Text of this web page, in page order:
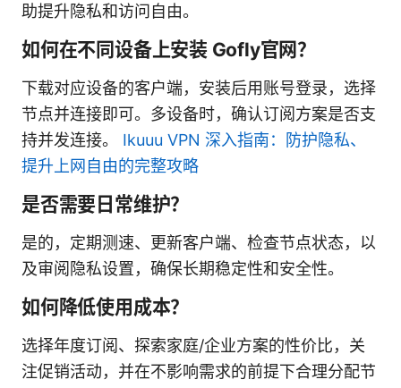
助提升隐私和访问自由。
如何在不同设备上安装 Gofly官网？
下载对应设备的客户端，安装后用账号登录，选择
节点并连接即可。多设备时，确认订阅方案是否支
持并发连接。 Ikuuu VPN 深入指南：防护隐私、
提升上网自由的完整攻略
是否需要日常维护？
是的，定期测速、更新客户端、检查节点状态，以
及审阅隐私设置，确保长期稳定性和安全性。
如何降低使用成本？
选择年度订阅、探索家庭/企业方案的性价比，关
注促销活动，并在不影响需求的前提下合理分配节